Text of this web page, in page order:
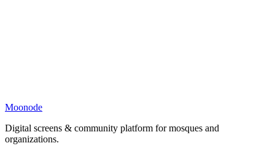
Moonode
Digital screens & community platform for mosques and
organizations.